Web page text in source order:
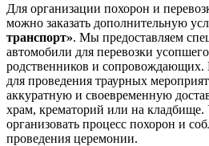
Для организации похорон и
можно заказать дополнительную
транспорт». Мы предоставляем
автомобили для перевозки
родственников и
для проведения траурных
аккуратную и своевременную
храм, крематорий или на кладбище.
организовать процесс похорон и
проведения церемонии.